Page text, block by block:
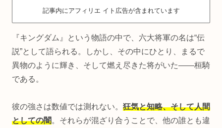
記事内にアフィリエ イト広告が含まれています
『キングダム』という物語の中で、六大将軍の名は“伝
説”として語られる。しかし、その中にひとり、まるで
異物のように輝き、そして燃え尽きた将がいた――桓騎
である。
彼の強さは数値では測れない。 狂気と知略、そして人間
としての闇。それらが混ざり合うことで、他の誰とも違